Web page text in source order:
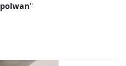
polwan"